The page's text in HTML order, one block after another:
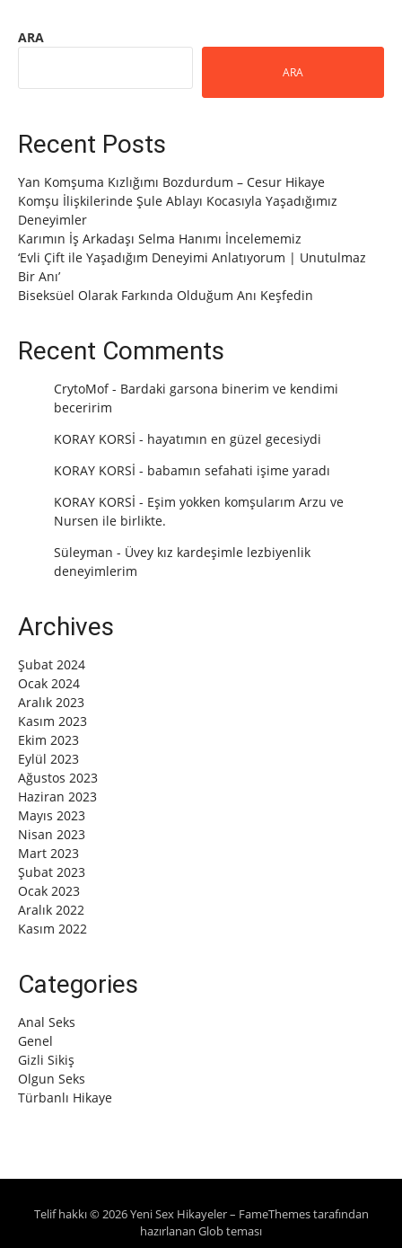
ARA
ARA
Recent Posts
Yan Komşuma Kızlığımı Bozdurdum – Cesur Hikaye
Komşu İlişkilerinde Şule Ablayı Kocasıyla Yaşadığımız
Deneyimler
Karımın İş Arkadaşı Selma Hanımı İncelememiz
‘Evli Çift ile Yaşadığım Deneyimi Anlatıyorum | Unutulmaz
Bir Anı’
Biseksüel Olarak Farkında Olduğum Anı Keşfedin
Recent Comments
CrytoMof- Bardaki garsona binerim ve kendimi
beceririm
KORAY KORSİ - hayatımın en güzel gecesiydi
KORAY KORSİ - babamın sefahati işime yaradı
KORAY KORSİ - Eşim yokken komşularım Arzu ve
Nursen ile birlikte.
Süleyman - Üvey kız kardeşimle lezbiyenlik
deneyimlerim
Archives
Şubat 2024
Ocak 2024
Aralık 2023
Kasım 2023
Ekim 2023
Eylül 2023
Ağustos 2023
Haziran 2023
Mayıs 2023
Nisan 2023
Mart 2023
Şubat 2023
Ocak 2023
Aralık 2022
Kasım 2022
Categories
Anal Seks
Genel
Gizli Sikiş
Olgun Seks
Türbanlı Hikaye
Telif hakkı © 2026 Yeni Sex Hikayeler– FameThemestarafından
hazırlanan Glob teması